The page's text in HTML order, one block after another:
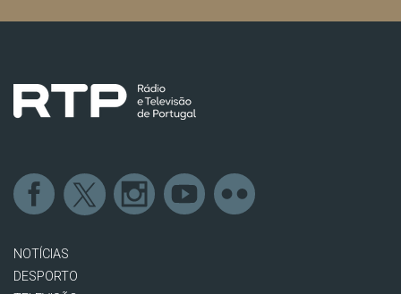
NOTÍCIAS
DESPORTO